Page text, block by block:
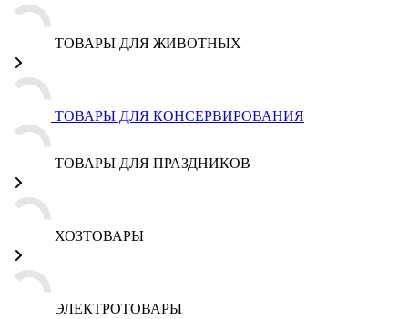
ТОВАРЫ ДЛЯ ЖИВОТНЫХ
ТОВАРЫ ДЛЯ КОНСЕРВИРОВАНИЯ
ТОВАРЫ ДЛЯ ПРАЗДНИКОВ
ХОЗТОВАРЫ
ЭЛЕКТРОТОВАРЫ